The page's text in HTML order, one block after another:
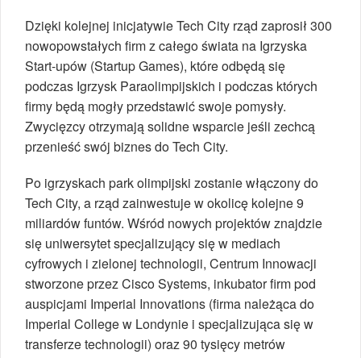
Dzięki kolejnej inicjatywie Tech City rząd zaprosił 300
nowopowstałych firm z całego świata na Igrzyska
Start-upów (Startup Games), które odbędą się
podczas Igrzysk Paraolimpijskich i podczas których
firmy będą mogły przedstawić swoje pomysły.
Zwycięzcy otrzymają solidne wsparcie jeśli zechcą
przenieść swój biznes do Tech City.
Po igrzyskach park olimpijski zostanie włączony do
Tech City, a rząd zainwestuje w okolicę kolejne 9
miliardów funtów. Wśród nowych projektów znajdzie
się uniwersytet specjalizujący się w mediach
cyfrowych i zielonej technologii, Centrum Innowacji
stworzone przez Cisco Systems, inkubator firm pod
auspicjami Imperial Innovations (firma należąca do
Imperial College w Londynie i specjalizująca się w
transferze technologii) oraz 90 tysięcy metrów